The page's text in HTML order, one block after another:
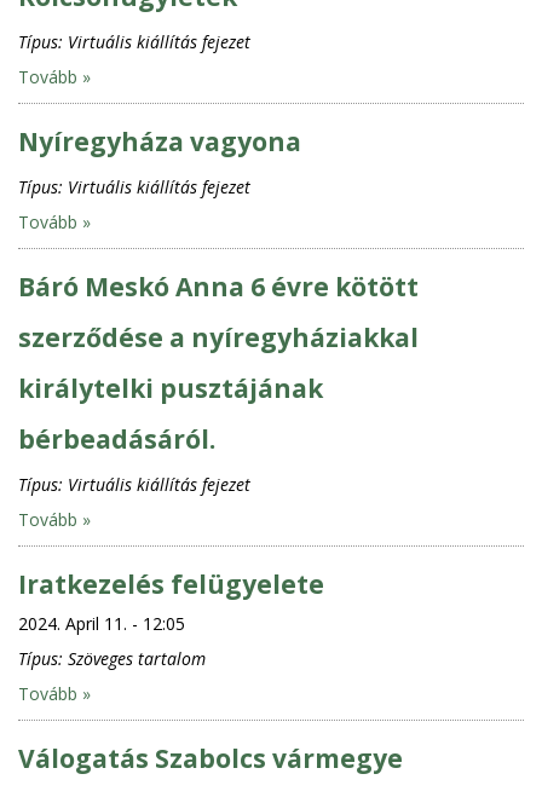
Típus: Virtuális kiállítás fejezet
Tovább »
Nyíregyháza vagyona
Típus: Virtuális kiállítás fejezet
Tovább »
Báró Meskó Anna 6 évre kötött
szerződése a nyíregyháziakkal
királytelki pusztájának
bérbeadásáról.
Típus: Virtuális kiállítás fejezet
Tovább »
Iratkezelés felügyelete
2024. April 11. - 12:05
Típus: Szöveges tartalom
Tovább »
Válogatás Szabolcs vármegye